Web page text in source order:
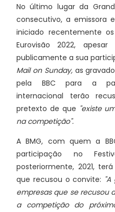
No último lugar da
consecutivo, a emissora
iniciado recentemente
Eurovisão 2022,
publicamente a sua
Mail on Sunday, as
pela BBC para a
internacional terão
pretexto de que "existe
na competição".
A BMG, com quem a
participação no
posteriormente, 2021,
que recusou o convite:
empresas que se recusou
a competição do